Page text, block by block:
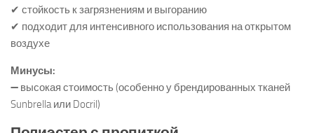
✔ стойкость к загрязнениям и выгоранию
✔ подходит для интенсивного использования на открытом
воздухе
Минусы:
➖ высокая стоимость (особенно у брендированных тканей
Sunbrella или Docril)